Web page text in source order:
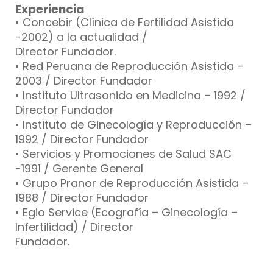
Experiencia
• Concebir (Clínica de Fertilidad Asistida
-2002) a la actualidad /
Director Fundador.
• Red Peruana de Reproducción Asistida –
2003 / Director Fundador
• Instituto Ultrasonido en Medicina – 1992 /
Director Fundador
• Instituto de Ginecología y Reproducción –
1992 / Director Fundador
• Servicios y Promociones de Salud SAC
-1991 / Gerente General
• Grupo Pranor de Reproducción Asistida –
1988 / Director Fundador
• Egio Service (Ecografía – Ginecología –
Infertilidad) / Director
Fundador.